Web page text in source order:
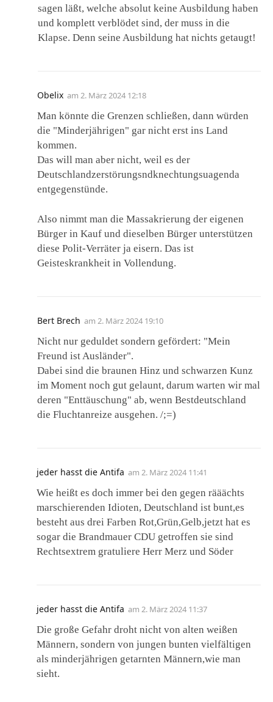
sagen läßt, welche absolut keine Ausbildung haben
und komplett verblödet sind, der muss in die
Klapse. Denn seine Ausbildung hat nichts getaugt!
Obelix am 2. März 2024 12:18
Man könnte die Grenzen schließen, dann würden
die "Minderjährigen" gar nicht erst ins Land
kommen.
Das will man aber nicht, weil es der
Deutschlandzerstörungsndknechtungsuagenda
entgegenstünde.
Also nimmt man die Massakrierung der eigenen
Bürger in Kauf und dieselben Bürger unterstützen
diese Polit-Verräter ja eisern. Das ist
Geisteskrankheit in Vollendung.
Bert Brech am 2. März 2024 19:10
Nicht nur geduldet sondern gefördert: "Mein
Freund ist Ausländer".
Dabei sind die braunen Hinz und schwarzen Kunz
im Moment noch gut gelaunt, darum warten wir mal
deren "Enttäuschung" ab, wenn Bestdeutschland
die Fluchtanreize ausgehen. /;=)
jeder hasst die Antifa am 2. März 2024 11:41
Wie heißt es doch immer bei den gegen rääächts
marschierenden Idioten, Deutschland ist bunt,es
besteht aus drei Farben Rot,Grün,Gelb,jetzt hat es
sogar die Brandmauer CDU getroffen sie sind
Rechtsextrem gratuliere Herr Merz und Söder
jeder hasst die Antifa am 2. März 2024 11:37
Die große Gefahr droht nicht von alten weißen
Männern, sondern von jungen bunten vielfältigen
als minderjährigen getarnten Männern,wie man
sieht.